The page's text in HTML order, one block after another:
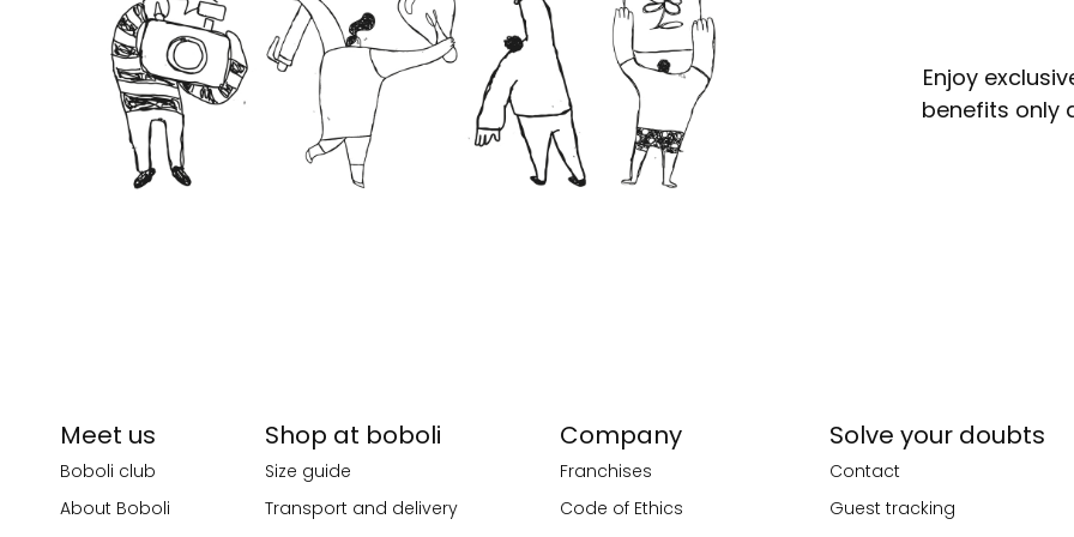
Enjoy
benefits only
Meet us
Boboli club
About Boboli
Shop at boboli
Size guide
Transport and delivery
Company
Franchises
Code of Ethics
Solve your doubts
Contact
Guest tracking